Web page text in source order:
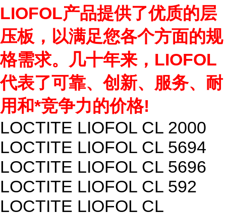
LIOFOL产品提供了优质的层
压板，以满足您各个方面的规
格需求。几十年来，LIOFOL
代表了可靠、创新、服务、耐
用和*竞争力的价格!
LOCTITE LIOFOL CL 2000
LOCTITE LIOFOL CL 5694
LOCTITE LIOFOL CL 5696
LOCTITE LIOFOL CL 592
LOCTITE LIOFOL CL